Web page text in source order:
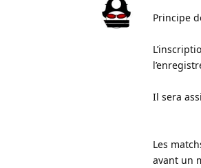
Principe
Il sera
Les
avant un